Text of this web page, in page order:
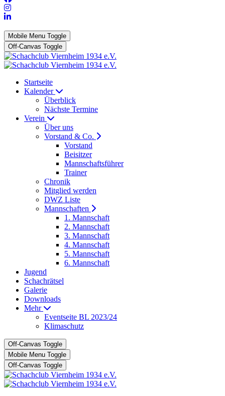
Mobile Menu Toggle
Off-Canvas Toggle
Startseite
Kalender
Überblick
Nächste Termine
Verein
Über uns
Vorstand & Co.
Vorstand
Beisitzer
Mannschaftsführer
Trainer
Chronik
Mitglied werden
DWZ Liste
Mannschaften
1. Mannschaft
2. Mannschaft
3. Mannschaft
4. Mannschaft
5. Mannschaft
6. Mannschaft
Jugend
Schachrätsel
Galerie
Downloads
Mehr
Eventseite BL 2023/24
Klimaschutz
Off-Canvas Toggle
Mobile Menu Toggle
Off-Canvas Toggle